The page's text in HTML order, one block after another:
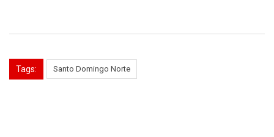
Tags: Santo Domingo Norte